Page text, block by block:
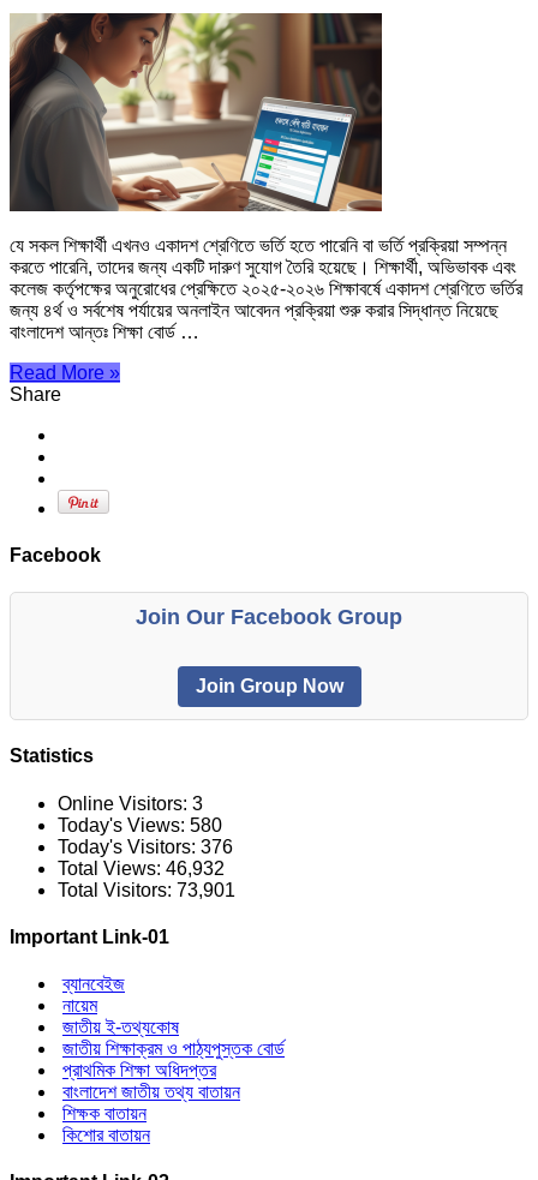
যে সকল শিক্ষার্থী এখনও একাদশ শ্রেণিতে ভর্তি হতে পারেনি বা ভর্তি প্রক্রিয়া সম্পন্ন
করতে পারেনি, তাদের জন্য একটি দারুণ সুযোগ তৈরি হয়েছে। শিক্ষার্থী, অভিভাবক এবং
কলেজ কর্তৃপক্ষের অনুরোধের প্রেক্ষিতে ২০২৫-২০২৬ শিক্ষাবর্ষে একাদশ শ্রেণিতে ভর্তির
জন্য ৪র্থ ও সর্বশেষ পর্যায়ের অনলাইন আবেদন প্রক্রিয়া শুরু করার সিদ্ধান্ত নিয়েছে
বাংলাদেশ আন্তঃ শিক্ষা বোর্ড …
Read More »
Share
Facebook
Join Our Facebook Group
Join Group Now
Statistics
Online Visitors: 3
Today's Views: 580
Today's Visitors: 376
Total Views: 46,932
Total Visitors: 73,901
Important Link-01
ব্যানবেইজ
নায়েম
জাতীয় ই-তথ্যকোষ
জাতীয় শিক্ষাক্রম ও পাঠ্যপুস্তক বোর্ড
প্রাথমিক শিক্ষা অধিদপ্তর
বাংলাদেশ জাতীয় তথ্য বাতায়ন
শিক্ষক বাতায়ন
কিশোর বাতায়ন